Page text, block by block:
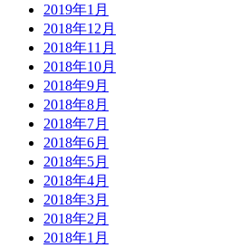
2019年1月
2018年12月
2018年11月
2018年10月
2018年9月
2018年8月
2018年7月
2018年6月
2018年5月
2018年4月
2018年3月
2018年2月
2018年1月